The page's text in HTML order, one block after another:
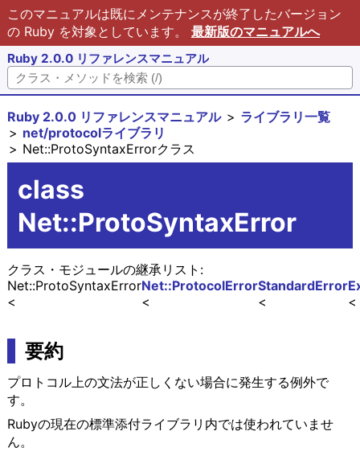
このマニュアルは既にメンテナンスが終了したバージョン
の Ruby を対象としています。 最新版のマニュアルへ
Ruby 2.0.0 リファレンスマニュアル
Ruby 2.0.0 リファレンスマニュアル
ライブラリ一覧
net/protocolライブラリ
Net::ProtoSyntaxErrorクラス
class
Net::ProtoSyntaxError
クラス・モジュールの継承リスト:
StandardError
Net::ProtocolError
Net::ProtoSyntaxError
要約
プロトコル上の文法が正しくない場合に発生する例外で
す。
Rubyの現在の標準添付ライブラリ内では使われていませ
ん。